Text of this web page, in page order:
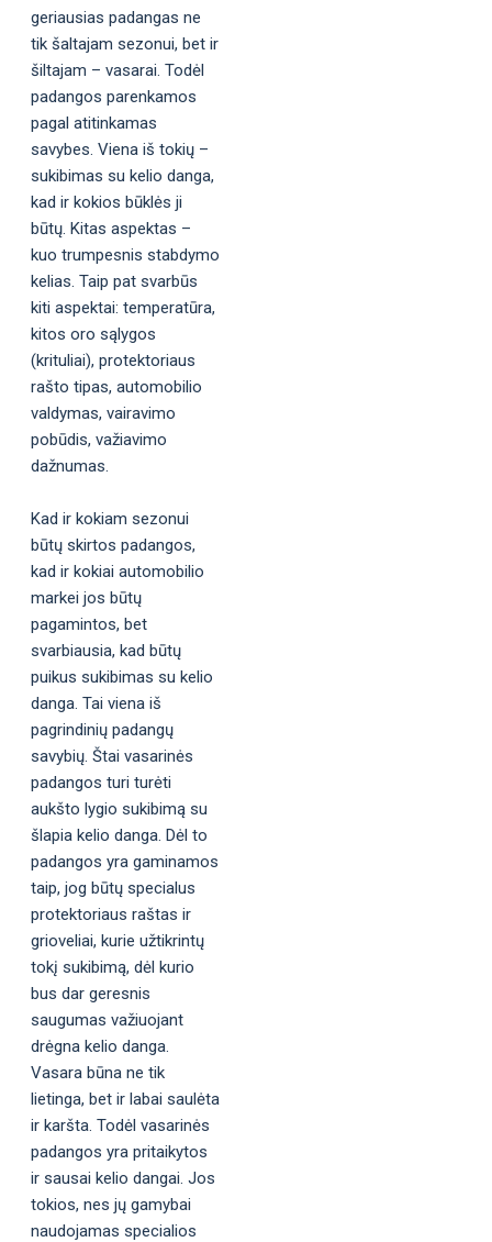
geriausias padangas ne
tik šaltajam sezonui, bet ir
šiltajam – vasarai. Todėl
padangos parenkamos
pagal atitinkamas
savybes. Viena iš tokių –
sukibimas su kelio danga,
kad ir kokios būklės ji
būtų. Kitas aspektas –
kuo trumpesnis stabdymo
kelias. Taip pat svarbūs
kiti aspektai: temperatūra,
kitos oro sąlygos
(krituliai), protektoriaus
rašto tipas, automobilio
valdymas, vairavimo
pobūdis, važiavimo
dažnumas.
Kad ir kokiam sezonui
būtų skirtos padangos,
kad ir kokiai automobilio
markei jos būtų
pagamintos, bet
svarbiausia, kad būtų
puikus sukibimas su kelio
danga. Tai viena iš
pagrindinių padangų
savybių. Štai vasarinės
padangos turi turėti
aukšto lygio sukibimą su
šlapia kelio danga. Dėl to
padangos yra gaminamos
taip, jog būtų specialus
protektoriaus raštas ir
grioveliai, kurie užtikrintų
tokį sukibimą, dėl kurio
bus dar geresnis
saugumas važiuojant
drėgna kelio danga.
Vasara būna ne tik
lietinga, bet ir labai saulėta
ir karšta. Todėl vasarinės
padangos yra pritaikytos
ir sausai kelio dangai. Jos
tokios, nes jų gamybai
naudojamas specialios